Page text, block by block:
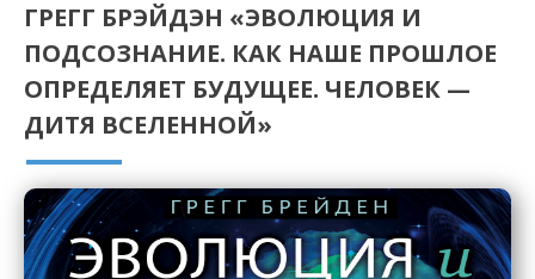
ГРЕГГ БРЭЙДЭН «ЭВОЛЮЦИЯ И
ПОДСОЗНАНИЕ. КАК НАШЕ ПРОШЛОЕ
ОПРЕДЕЛЯЕТ БУДУЩЕЕ. ЧЕЛОВЕК —
ДИТЯ ВСЕЛЕННОЙ»